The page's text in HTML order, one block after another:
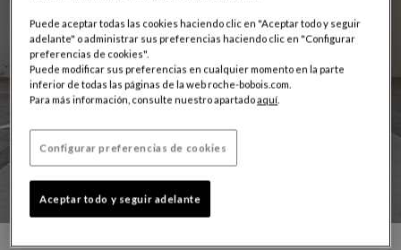
Puede aceptar todas las cookies haciendo clic en "Aceptar todo y seguir
adelante" o administrar sus preferencias haciendo clic en "Configurar
preferencias de cookies".
Puede modificar sus preferencias en cualquier momento en la parte
inferior de todas las páginas de la web roche-bobois.com.
Para más información, consulte nuestro apartadoaquí
Configurar preferencias de cookies
Aceptar todo y seguir adelante